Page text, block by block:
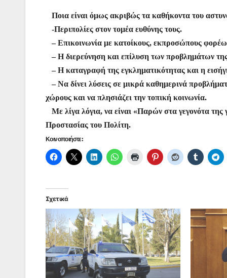
Ποια είναι όμως ακριβώς τα καθήκοντα του
-Περιπολίες στον τομέα ευθύνης τους.
– Επικοινωνία με κατοίκους, εκπροσώπους
– Η διερεύνηση και επίλυση των προβλημάτων
– Η καταγραφή της εγκληματικότητας και η
– Να δίνει λύσεις σε μικρά καθημερινά
χώρους και να πλησιάζει την τοπική κοινωνία.
Με λίγα λόγια, να είναι «Παρών στα γεγονότα της
Προστασίας του Πολίτη.
Κοινοποιήστε:
Σχετικά